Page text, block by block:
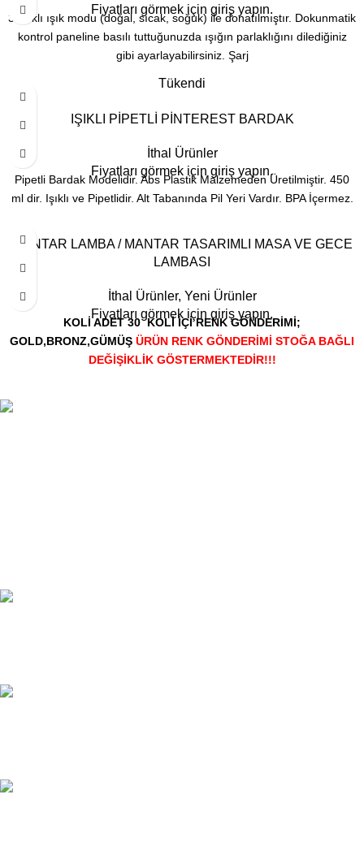
Fiyatları görmek için giriş yapın.
3 farklı ışık modu (doğal, sıcak, soğuk) ile donatılmıştır. Dokunmatik
kontrol paneline basılı tuttuğunuzda ışığın parlaklığını dilediğiniz
gibi ayarlayabilirsiniz. Şarj
Tükendi
IŞIKLI PİPETLİ PİNTEREST BARDAK
İthal Ürünler
Fiyatları görmek için giriş yapın.
Pipetli Bardak Modelidir. Abs Plastik Malzemeden Üretilmiştir. 450
ml dir. Işıklı ve Pipetlidir. Alt Tabanında Pil Yeri Vardır. BPA İçermez.
MANTAR LAMBA / MANTAR TASARIMLI MASA VE GECE
LAMBASI
İthal Ürünler, Yeni Ürünler
Fiyatları görmek için giriş yapın.
KOLİ ADET 30 KOLİ İÇİ RENK GÖNDERİMİ;
GOLD,BRONZ,GÜMÜŞ ÜRÜN RENK GÖNDERİMİ STOĞA BAĞLI
DEĞİŞİKLİK GÖSTERMEKTEDİR!!!